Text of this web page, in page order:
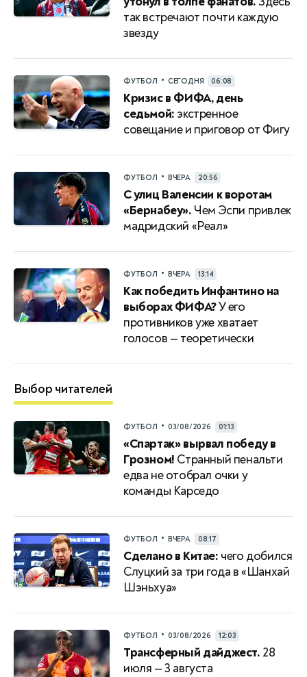
так встречают почти каждую
звезду
ФУТБОЛ • СЕГОДНЯ 06:08
Кризис в ФИФА, день
седьмой: экстренное
совещание и приговор от Фигу
ФУТБОЛ • ВЧЕРА 20:56
С улиц Валенсии к воротам
«Бернабеу». Чем Эспи привлек
мадридский «Реал»
ФУТБОЛ • ВЧЕРА 13:14
Как победить Инфантино на
выборах ФИФА?У его
противников уже хватает
голосов — теоретически
Выбор читателей
ФУТБОЛ • 03/08/2026 01:13
«Спартак» вырвал победу в
Грозном! Странный пенальти
едва не отобрал очки у
команды Карседо
ФУТБОЛ • ВЧЕРА 08:17
Сделано в Китае: чего добился
Слуцкий за три года в «Шанхай
Шэньхуа»
ФУТБОЛ • 03/08/2026 12:03
Трансферный дайджест. 28
июля — 3 августа